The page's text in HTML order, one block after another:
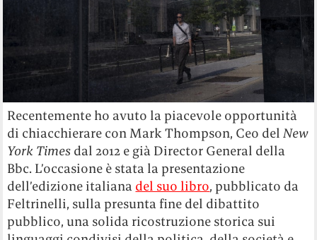
Recentemente ho avuto la piacevole opportunità
di chiacchierare con Mark Thompson, Ceo del New
York Times dal 2012 e già Director General della
Bbc. L’occasione è stata la presentazione
dell’edizione italiana del suo libro, pubblicato da
Feltrinelli, sulla presunta fine del dibattito
pubblico, una solida ricostruzione storica sui